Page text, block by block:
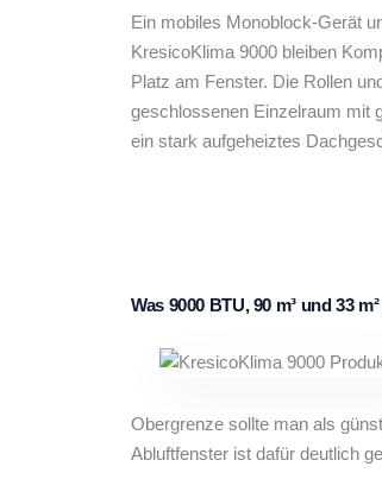
Ein mobiles Monoblock-Gerät
KresicoKlima 9000 bleiben
Platz am Fenster. Die Rollen
geschlossenen Einzelraum mit
ein stark aufgeheiztes
Was 9000 BTU, 90 m³ und 33
Obergrenze sollte man als
Abluftfenster ist dafür deutlich